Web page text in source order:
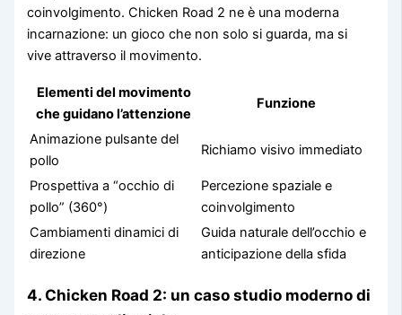
coinvolgimento. Chicken Road 2 ne è una moderna
incarnazione: un gioco che non solo si guarda, ma si
vive attraverso il movimento.
Elementi del movimento
che guidano l’attenzione
Funzione
Animazione pulsante del
pollo
Richiamo visivo immediato
Prospettiva a “occhio di
pollo” (360°)
Percezione spaziale e
coinvolgimento
Cambiamenti dinamici di
direzione
Guida naturale dell’occhio e
anticipazione della sfida
4. Chicken Road 2: un caso studio moderno di